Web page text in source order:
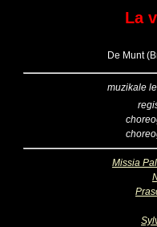
La
De Munt
muzikale
Missia